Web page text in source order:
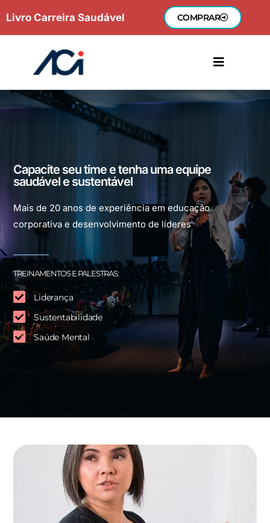
para
Livro Carreira Saudável COMPRAR
Capacite seu time e tenha uma equipe
saudável e sustentável
Mais de 20 anos de experiência em educação
corporativa e desenvolvimento de líderes
TREINAMENTOS E PALESTRAS:
Liderança
Sustentabilidade
Saúde Mental